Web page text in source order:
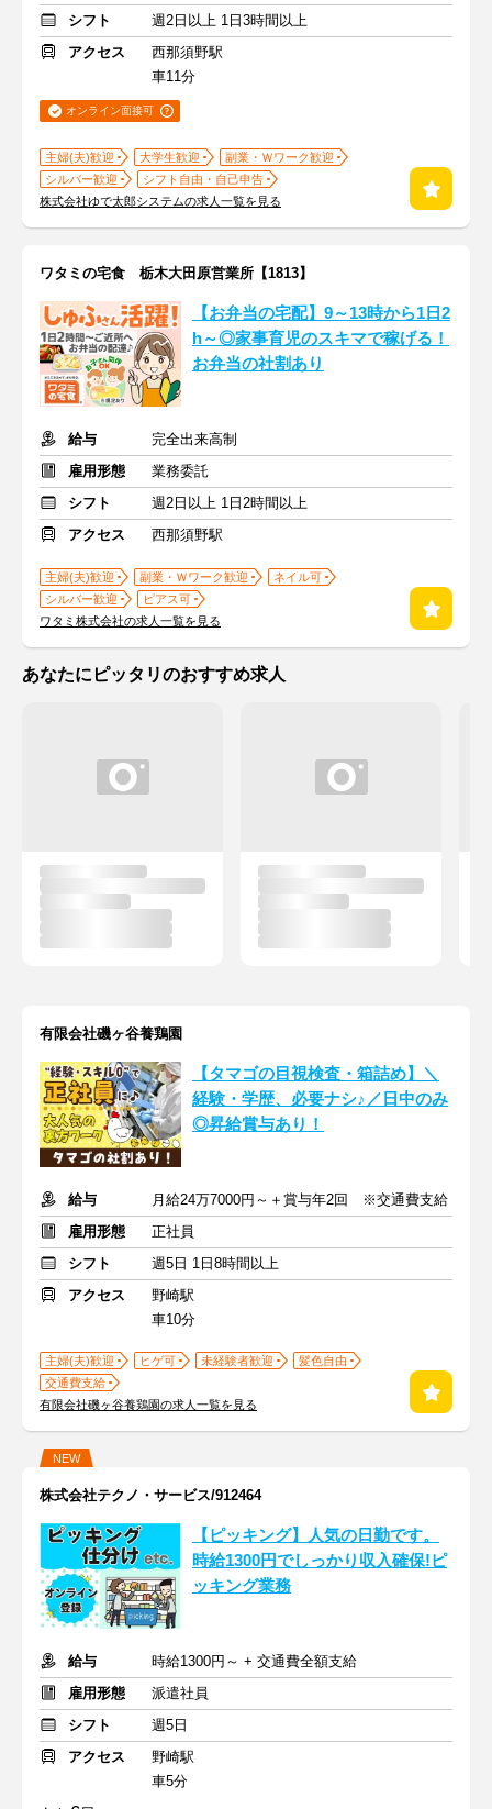
シフト
週2日以上 1日3時間以上
アクセス
西那須野駅
車11分
オンライン面接可
主婦(夫)歓迎 大学生歓迎
副業・Ｗワーク歓迎
シルバー歓迎
シフト自由・自己申告
株式会社ゆで太郎システムの求人一覧を見る
ワタミの宅食 栃木大田原営業所【1813】
【お弁当の宅配】9～13時から1日2
h～◎家事育児のスキマで稼げる！
お弁当の社割あり
給与
完全出来高制
雇用形態
業務委託
シフト
週2日以上 1日2時間以上
アクセス
西那須野駅
主婦(夫)歓迎 副業・Ｗワーク歓迎
ネイル可
シルバー歓迎
ピアス可
ワタミ株式会社の求人一覧を見る
あなたにピッタリのおすすめ求人
有限会社磯ヶ谷養鶏園
【タマゴの目視検査・箱詰め】＼
経験・学歴、必要ナシ♪／日中のみ
◎昇給賞与あり！
給与
月給24万7000円～＋賞与年2回 ※交通費支給
雇用形態
正社員
シフト
週5日 1日8時間以上
アクセス
野崎駅
車10分
主婦(夫)歓迎 ヒゲ可 未経験者歓迎
髪色自由
交通費支給
有限会社磯ヶ谷養鶏園の求人一覧を見る
NEW
株式会社テクノ・サービス/912464
【ピッキング】人気の日勤です。
時給1300円でしっかり収入確保!ピ
ッキング業務
給与
時給1300円～ + 交通費全額支給
雇用形態
派遣社員
シフト
週5日
アクセス
野崎駅
車5分